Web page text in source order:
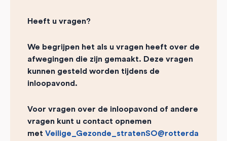
Heeft u vragen?
We begrijpen het als u vragen heeft over de
afwegingen die zijn gemaakt. Deze vragen
kunnen gesteld worden tijdens de
inloopavond.
Voor vragen over de inloopavond of andere
vragen kunt u contact opnemen
met Veilige_Gezonde_stratenSO@rotterda